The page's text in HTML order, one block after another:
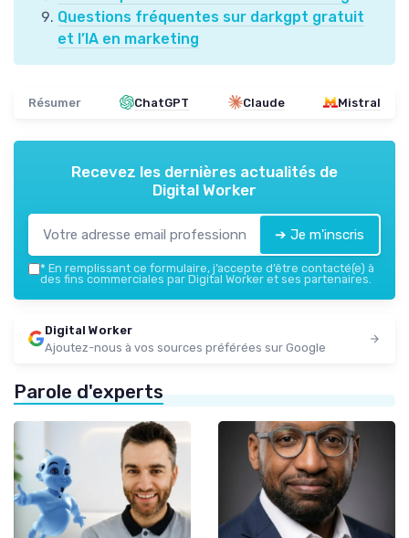
Questions fréquentes sur darkgpt gratuit
et l’IA en marketing
Résumer ChatGPT Claude Mistral
Recevez les dernières actualités de
Digital Worker
➔ Je m'inscris
* En remplissant ce formulaire, j’accepte d’être contacté(e) à
des fins commerciales par Digital Worker et ses partenaires.
Digital Worker
Ajoutez-nous à vos sources préférées sur Google
Parole d'experts